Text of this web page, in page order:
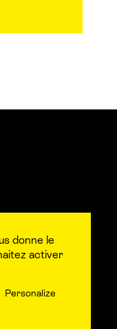
et accès aux
donne le
activer
Personalize